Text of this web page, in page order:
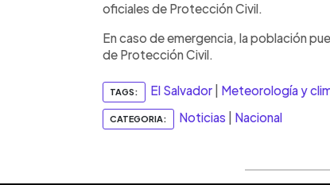
oficiales de Protección Civil.
En caso de emergencia, la población
de Protección Civil.
TAGS: El Salvador Meteorología y
CATEGORIA: Noticias Nacional